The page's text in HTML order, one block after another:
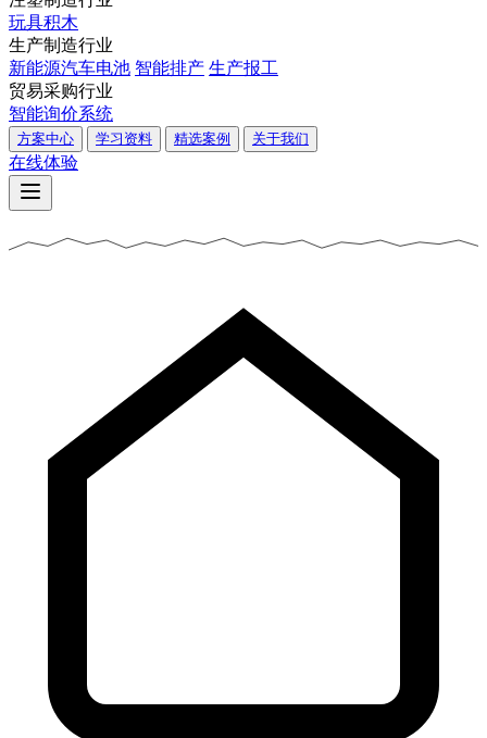
玩具积木
生产制造行业
新能源汽车电池 智能排产 生产报工
贸易采购行业
智能询价系统
方案中心 学习资料 精选案例 关于我们
在线体验